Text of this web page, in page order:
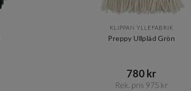
KLIPPAN YLLEFABRIK
Preppy Ullpläd Grön
780 kr​​
Rek. pris 975 kr​​